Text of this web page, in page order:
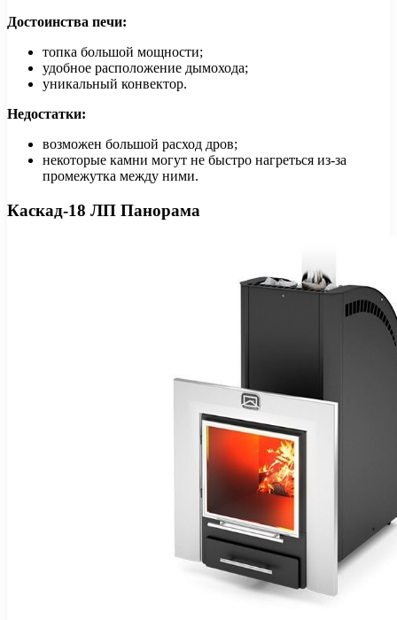
Достоинства печи:
топка большой мощности;
удобное расположение дымохода;
уникальный конвектор.
Недостатки:
возможен большой расход дров;
некоторые камни могут не быстро нагреться из-за
промежутка между ними.
Каскад-18 ЛП Панорама